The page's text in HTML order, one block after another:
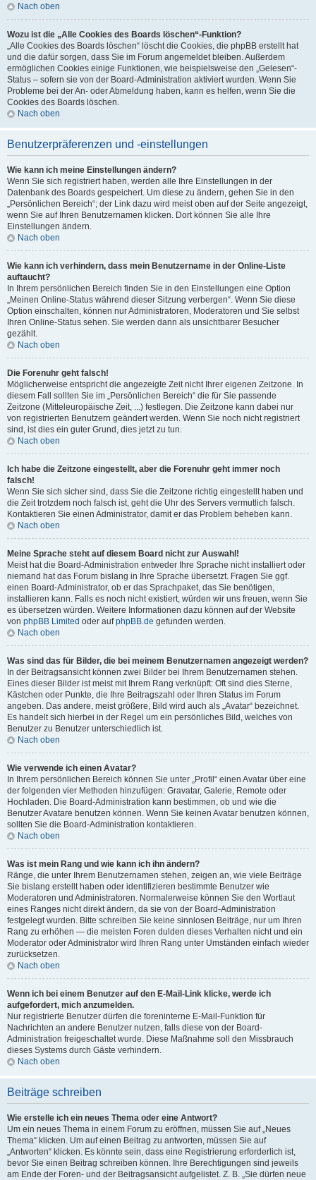
Nach oben
Wozu ist die „Alle Cookies des Boards löschen“-Funktion?
„Alle Cookies des Boards löschen“ löscht die Cookies, die phpBB erstellt hat
und die dafür sorgen, dass Sie im Forum angemeldet bleiben. Außerdem
ermöglichen Cookies einige Funktionen, wie beispielsweise den „Gelesen“-
Status – sofern sie von der Board-Administration aktiviert wurden. Wenn Sie
Probleme bei der An- oder Abmeldung haben, kann es helfen, wenn Sie die
Cookies des Boards löschen.
Nach oben
Benutzerpräferenzen und -einstellungen
Wie kann ich meine Einstellungen ändern?
Wenn Sie sich registriert haben, werden alle Ihre Einstellungen in der
Datenbank des Boards gespeichert. Um diese zu ändern, gehen Sie in den
„Persönlichen Bereich“; der Link dazu wird meist oben auf der Seite angezeigt,
wenn Sie auf Ihren Benutzernamen klicken. Dort können Sie alle Ihre
Einstellungen ändern.
Nach oben
Wie kann ich verhindern, dass mein Benutzername in der Online-Liste
auftaucht?
In Ihrem persönlichen Bereich finden Sie in den Einstellungen eine Option
„Meinen Online-Status während dieser Sitzung verbergen“. Wenn Sie diese
Option einschalten, können nur Administratoren, Moderatoren und Sie selbst
Ihren Online-Status sehen. Sie werden dann als unsichtbarer Besucher
gezählt.
Nach oben
Die Forenuhr geht falsch!
Möglicherweise entspricht die angezeigte Zeit nicht Ihrer eigenen Zeitzone. In
diesem Fall sollten Sie im „Persönlichen Bereich“ die für Sie passende
Zeitzone (Mitteleuropäische Zeit, ...) festlegen. Die Zeitzone kann dabei nur
von registrierten Benutzern geändert werden. Wenn Sie noch nicht registriert
sind, ist dies ein guter Grund, dies jetzt zu tun.
Nach oben
Ich habe die Zeitzone eingestellt, aber die Forenuhr geht immer noch
falsch!
Wenn Sie sich sicher sind, dass Sie die Zeitzone richtig eingestellt haben und
die Zeit trotzdem noch falsch ist, geht die Uhr des Servers vermutlich falsch.
Kontaktieren Sie einen Administrator, damit er das Problem beheben kann.
Nach oben
Meine Sprache steht auf diesem Board nicht zur Auswahl!
Meist hat die Board-Administration entweder Ihre Sprache nicht installiert oder
niemand hat das Forum bislang in Ihre Sprache übersetzt. Fragen Sie ggf.
einen Board-Administrator, ob er das Sprachpaket, das Sie benötigen,
installieren kann. Falls es noch nicht existiert, würden wir uns freuen, wenn Sie
es übersetzen würden. Weitere Informationen dazu können auf der Website
von phpBB Limited oder aufphpBB.de gefunden werden.
Nach oben
Was sind das für Bilder, die bei meinem Benutzernamen angezeigt werden?
In der Beitragsansicht können zwei Bilder bei Ihrem Benutzernamen stehen.
Eines dieser Bilder ist meist mit Ihrem Rang verknüpft: Oft sind dies Sterne,
Kästchen oder Punkte, die Ihre Beitragszahl oder Ihren Status im Forum
angeben. Das andere, meist größere, Bild wird auch als „Avatar“ bezeichnet.
Es handelt sich hierbei in der Regel um ein persönliches Bild, welches von
Benutzer zu Benutzer unterschiedlich ist.
Nach oben
Wie verwende ich einen Avatar?
In Ihrem persönlichen Bereich können Sie unter „Profil“ einen Avatar über eine
der folgenden vier Methoden hinzufügen: Gravatar, Galerie, Remote oder
Hochladen. Die Board-Administration kann bestimmen, ob und wie die
Benutzer Avatare benutzen können. Wenn Sie keinen Avatar benutzen können,
sollten Sie die Board-Administration kontaktieren.
Nach oben
Was ist mein Rang und wie kann ich ihn ändern?
Ränge, die unter Ihrem Benutzernamen stehen, zeigen an, wie viele Beiträge
Sie bislang erstellt haben oder identifizieren bestimmte Benutzer wie
Moderatoren und Administratoren. Normalerweise können Sie den Wortlaut
eines Ranges nicht direkt ändern, da sie von der Board-Administration
festgelegt wurden. Bitte schreiben Sie keine sinnlosen Beiträge, nur um Ihren
Rang zu erhöhen — die meisten Foren dulden dieses Verhalten nicht und ein
Moderator oder Administrator wird Ihren Rang unter Umständen einfach wieder
zurücksetzen.
Nach oben
Wenn ich bei einem Benutzer auf den E-Mail-Link klicke, werde ich
aufgefordert, mich anzumelden.
Nur registrierte Benutzer dürfen die foreninterne E-Mail-Funktion für
Nachrichten an andere Benutzer nutzen, falls diese von der Board-
Administration freigeschaltet wurde. Diese Maßnahme soll den Missbrauch
dieses Systems durch Gäste verhindern.
Nach oben
Beiträge schreiben
Wie erstelle ich ein neues Thema oder eine Antwort?
Um ein neues Thema in einem Forum zu eröffnen, müssen Sie auf „Neues
Thema“ klicken. Um auf einen Beitrag zu antworten, müssen Sie auf
„Antworten“ klicken. Es könnte sein, dass eine Registrierung erforderlich ist,
bevor Sie einen Beitrag schreiben können. Ihre Berechtigungen sind jeweils
am Ende der Foren- und der Beitragsansicht aufgelistet. Z. B. „Sie dürfen neue